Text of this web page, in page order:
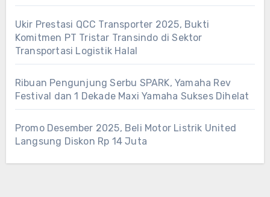
Ukir Prestasi QCC Transporter 2025, Bukti
Komitmen PT Tristar Transindo di Sektor
Transportasi Logistik Halal
Ribuan Pengunjung Serbu SPARK, Yamaha Rev
Festival dan 1 Dekade Maxi Yamaha Sukses Dihelat
Promo Desember 2025, Beli Motor Listrik United
Langsung Diskon Rp 14 Juta